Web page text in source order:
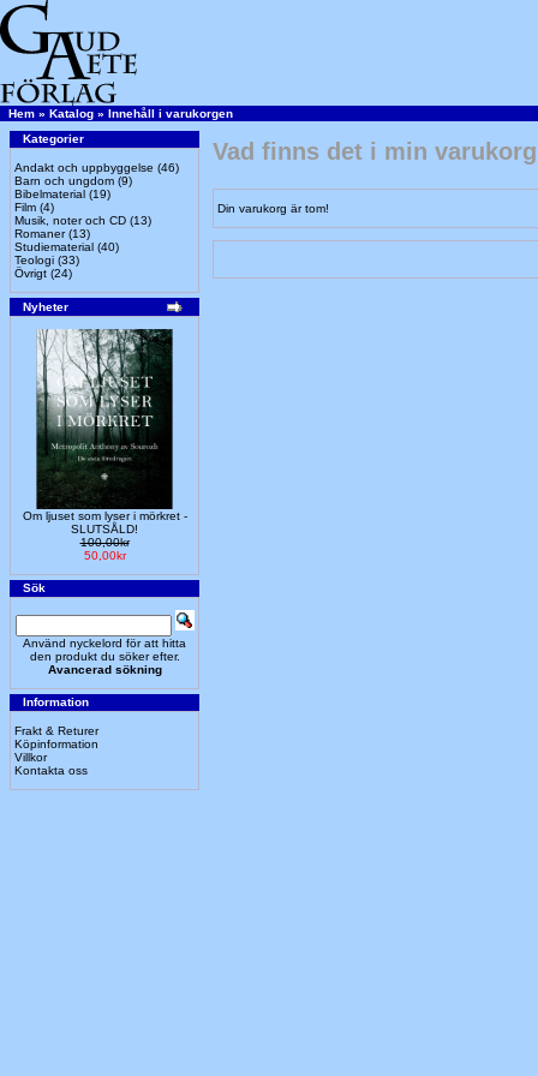
Hem » Katalog » Innehåll i varukorgen
Kategorier
Andakt och uppbyggelse (46)
Barn och ungdom (9)
Bibelmaterial (19)
Film (4)
Musik, noter och CD (13)
Romaner(13)
Studiematerial (40)
Teologi (33)
Övrigt (24)
Nyheter
Om ljuset som lyser i mörkret -
SLUTSÅLD!
100,00kr
50,00kr
Sök
Använd nyckelord för att hitta
den produkt du söker efter.
Avancerad sökning
Information
Frakt & Returer
Köpinformation
Villkor
Kontakta oss
Vad finns det i min
Din varukorg är tom!